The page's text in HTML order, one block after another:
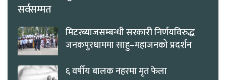
सर्वसम्मत
मिटरब्याजसम्बन्धी सरकारी निर्णयविरुद्ध
जनकपुरधाममा साहु–महाजनको प्रदर्शन
६ वर्षीय बालक नहरमा मृत फेला